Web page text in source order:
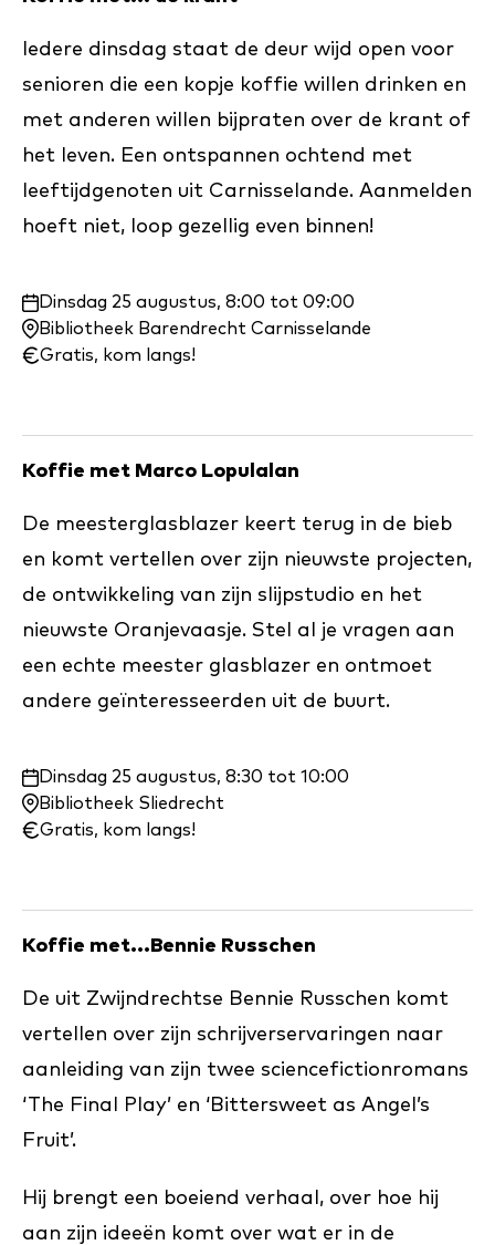
Iedere dinsdag staat de deur wijd open voor
senioren die een kopje koffie willen drinken en
met anderen willen bijpraten over de krant of
het leven. Een ontspannen ochtend met
leeftijdgenoten uit Carnisselande. Aanmelden
hoeft niet, loop gezellig even binnen!
Waar
en
wanneer:
Dinsdag 25 augustus, 8:00 tot 09:00
Bibliotheek Barendrecht Carnisselande
Gratis, kom langs!
Koffie met Marco Lopulalan
De meesterglasblazer keert terug in de bieb
en komt vertellen over zijn nieuwste projecten,
de ontwikkeling van zijn slijpstudio en het
nieuwste Oranjevaasje. Stel al je vragen aan
een echte meester glasblazer en ontmoet
andere geïnteresseerden uit de buurt.
Waar
en
wanneer:
Dinsdag 25 augustus, 8:30 tot 10:00
Bibliotheek Sliedrecht
Gratis, kom langs!
Koffie met...Bennie Russchen
De uit Zwijndrechtse Bennie Russchen komt
vertellen over zijn schrijverservaringen naar
aanleiding van zijn twee sciencefictionromans
‘The Final Play’ en ‘Bittersweet as Angel’s
Fruit’.
Hij brengt een boeiend verhaal, over hoe hij
aan zijn ideeën komt over wat er in de